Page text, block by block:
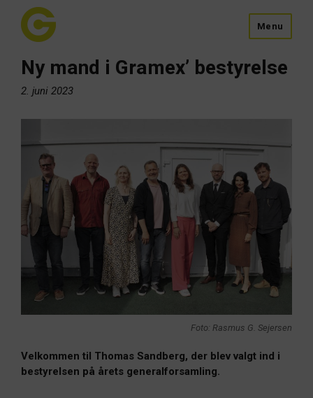
Menu
Ny mand i Gramex’ bestyrelse
2. juni 2023
Foto: Rasmus G. Sejersen
Velkommen til Thomas Sandberg, der blev valgt ind i
bestyrelsen på årets generalforsamling.